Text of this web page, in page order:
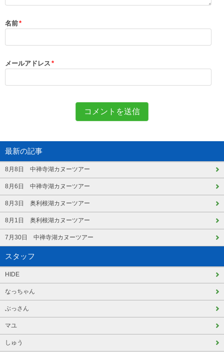
名前*
メールアドレス *
最新の記事
8月8日 中禅寺湖カヌーツアー
8月6日 中禅寺湖カヌーツアー
8月3日 奥利根湖カヌーツアー
8月1日 奥利根湖カヌーツアー
7月30日 中禅寺湖カヌーツアー
スタッフ
HIDE
なっちゃん
ぶっさん
マユ
しゅう